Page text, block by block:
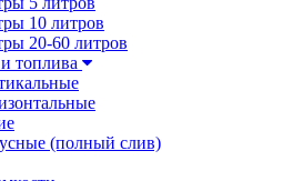
10 литров
20-60 литров
топлива
(полный слив)